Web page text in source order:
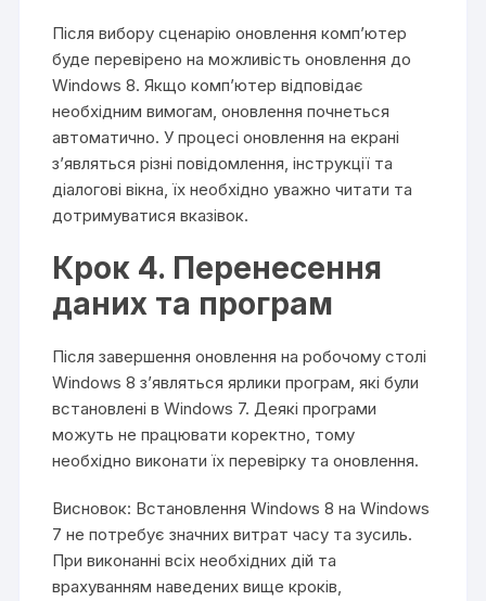
Після вибору сценарію оновлення комп’ютер
буде перевірено на можливість оновлення до
Windows 8. Якщо комп’ютер відповідає
необхідним вимогам, оновлення почнеться
автоматично. У процесі оновлення на екрані
з’являться різні повідомлення, інструкції та
діалогові вікна, їх необхідно уважно читати та
дотримуватися вказівок.
Крок 4. Перенесення
даних та програм
Після завершення оновлення на робочому столі
Windows 8 з’являться ярлики програм, які були
встановлені в Windows 7. Деякі програми
можуть не працювати коректно, тому
необхідно виконати їх перевірку та оновлення.
Висновок: Встановлення Windows 8 на Windows
7 не потребує значних витрат часу та зусиль.
При виконанні всіх необхідних дій та
врахуванням наведених вище кроків,